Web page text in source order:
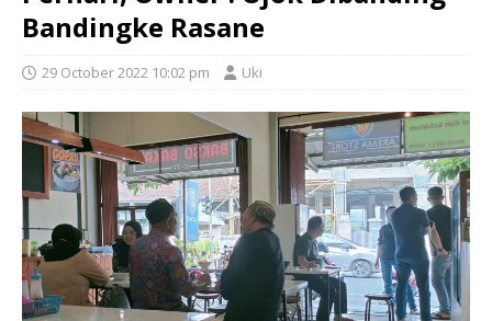
Bandingke Rasane
29 October 2022 10:02 pm Uki